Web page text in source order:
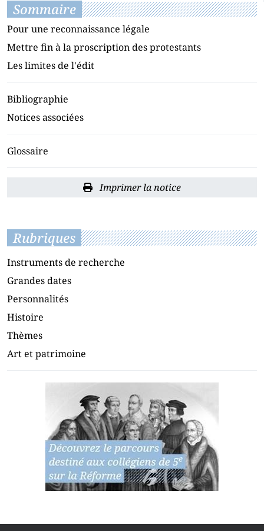
Sommaire
Pour une reconnaissance légale
Mettre fin à la proscription des protestants
Les limites de l'édit
Bibliographie
Notices associées
Glossaire
Imprimer la notice
Rubriques
Instruments de recherche
Grandes dates
Personnalités
Histoire
Thèmes
Art et patrimoine